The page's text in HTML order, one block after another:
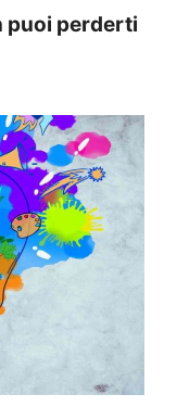
puoi perderti